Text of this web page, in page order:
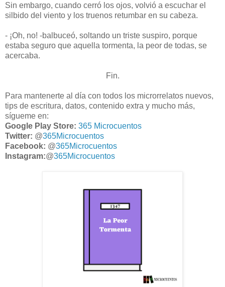
Sin embargo, cuando cerró los ojos, volvió a escuchar el
silbido del viento y los truenos retumbar en su cabeza.
- ¡Oh, no! -balbuceó, soltando un triste suspiro, porque
estaba seguro que aquella tormenta, la peor de todas, se
acercaba.
Fin.
Para mantenerte al día con todos los microrrelatos nuevos,
tips de escritura, datos, contenido extra y mucho más,
sígueme en:
Google Play Store: 365 Microcuentos
Twitter: @365Microcuentos
Facebook: @365Microcuentos
Instagram:@365Microcuentos